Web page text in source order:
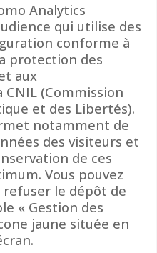
Analytics
qui utilise des
conforme à
protection des
aux
(Commission
et des Libertés).
notamment de
des visiteurs et
de ces
Vous pouvez
le dépôt de
« Gestion des
jaune située en